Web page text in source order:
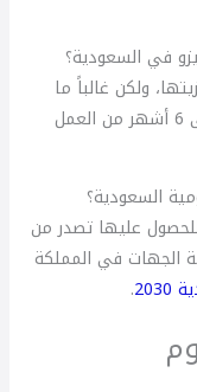
في السعودية؟
ولكن غالباً ما
تستغرق الرحلة مع فكرة بزنس ما بين 3 إلى 6 أشهر من العمل
السعودية؟
عليها تصدر من
الجهات في المملكة
.